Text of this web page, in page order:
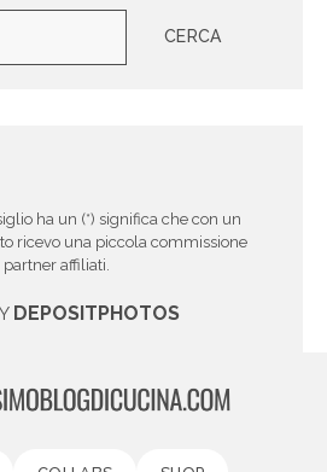
CERCA
ha un (*) significa che con un
ricevo una piccola commissione
affiliati.
DEPOSITPHOTOS